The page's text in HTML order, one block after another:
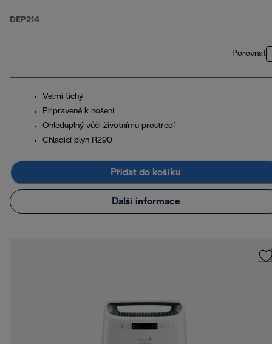
DEP214
Porovnat
Velmi tichý
Připravené k nošení
Ohleduplný vůči životnímu prostředí
Chladicí plyn R290
Přidat do košíku
Další informace